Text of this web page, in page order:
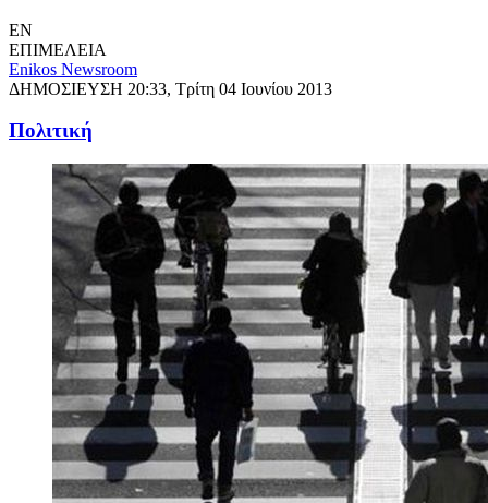
EN
ΕΠΙΜΕΛΕΙΑ
Enikos Newsroom
ΔΗΜΟΣΙΕΥΣΗ 20:33, Τρίτη 04 Ιουνίου 2013
Πολιτική